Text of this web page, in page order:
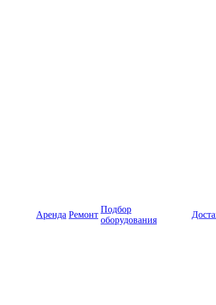
Аренда Ремонт
Подбор
оборудования